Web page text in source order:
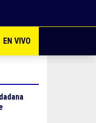
VIVE PUERTO VALLARTA
EN VIVO